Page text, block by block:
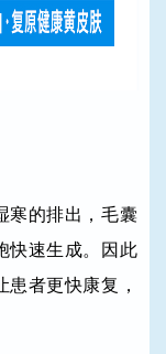
寒的排出，毛囊
快速生成。因此
者更快康复，